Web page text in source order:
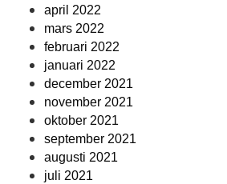
april 2022
mars 2022
februari 2022
januari 2022
december 2021
november 2021
oktober 2021
september 2021
augusti 2021
juli 2021